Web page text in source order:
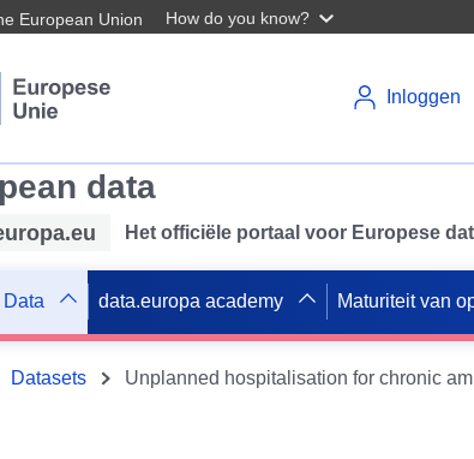
European Union How do you know?
Inloggen
data
Het officiële portaal voor Europese
Data data.europa academy Maturiteit van
Datasets